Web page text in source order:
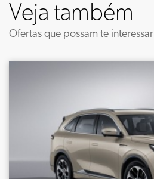
Veja também
Ofertas que possam te interessar